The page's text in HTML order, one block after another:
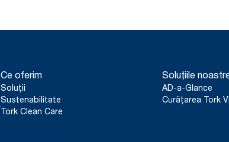
Ce oferim
Soluții
Sustenabilitate
Tork Clean Care
Soluțiile
AD-a-Glance
Curățarea Tork